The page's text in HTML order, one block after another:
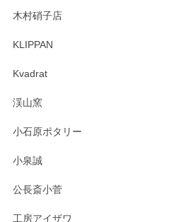
淡いグリーンのカラーがとても可
木村硝子店
KLIPPAN
Kvadrat
渓山窯
小石原ポタリー
小泉誠
公長斎小菅
工房アイザワ